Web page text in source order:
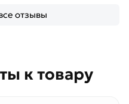
отзывы
к товару